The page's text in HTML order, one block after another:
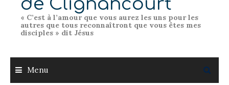
« C’est à l’amour que vous aurez les uns pour les
autres que tous reconnaîtront que vous êtes mes
disciples » dit Jésus
Menu